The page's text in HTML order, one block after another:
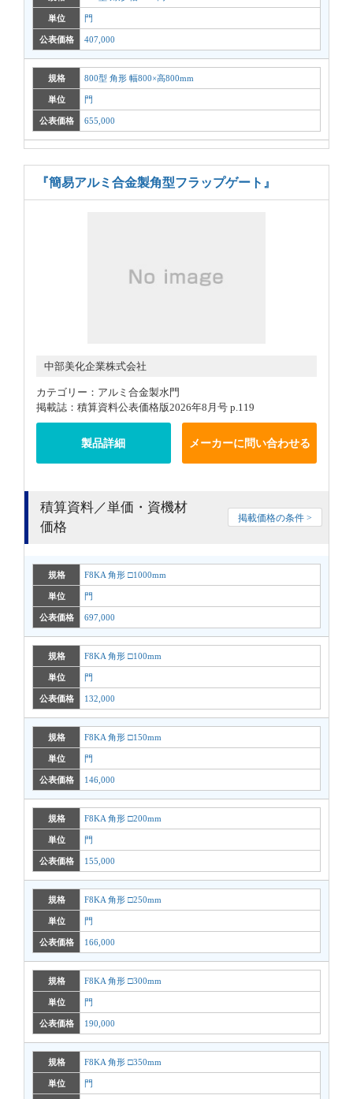
単位 門
公表価格 407,000
規格 800型 角形 幅800×高800mm
単位 門
公表価格 655,000
『簡易アルミ合金製角型フラップゲート』
中部美化企業株式会社
カテゴリー：アルミ合金製水門
掲載誌：積算資料公表価格版2026年8月号 p.119
製品詳細 メーカーに問い合わせる
積算資料／単価・資機材
価格
掲載価格の条件 >
規格 F8KA 角形 □1000mm
単位 門
公表価格 697,000
規格 F8KA 角形 □100mm
単位 門
公表価格 132,000
規格 F8KA 角形 □150mm
単位 門
公表価格 146,000
規格 F8KA 角形 □200mm
単位 門
公表価格 155,000
規格 F8KA 角形 □250mm
単位 門
公表価格 166,000
規格 F8KA 角形 □300mm
単位 門
公表価格 190,000
規格 F8KA 角形 □350mm
単位 門